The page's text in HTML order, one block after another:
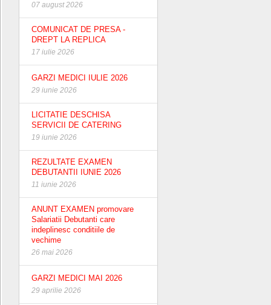
07 august 2026
COMUNICAT DE PRESA -
DREPT LA REPLICA
17 iulie 2026
GARZI MEDICI IULIE 2026
29 iunie 2026
LICITATIE DESCHISA
SERVICII DE CATERING
19 iunie 2026
REZULTATE EXAMEN
DEBUTANTII IUNIE 2026
11 iunie 2026
ANUNT EXAMEN promovare
Salariatii Debutanti care
indeplinesc conditiile de
vechime
26 mai 2026
GARZI MEDICI MAI 2026
29 aprilie 2026